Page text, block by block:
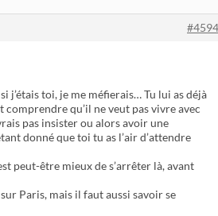
#4594
j’étais toi, je me méfierais… Tu lui as déjà
qu’il ne veut pas vivre avec
pas insister ou alors avoir une
donné que toi tu as l’air d’attendre
peut-être mieux de s’arrêter là, avant
Paris, mais il faut aussi savoir se